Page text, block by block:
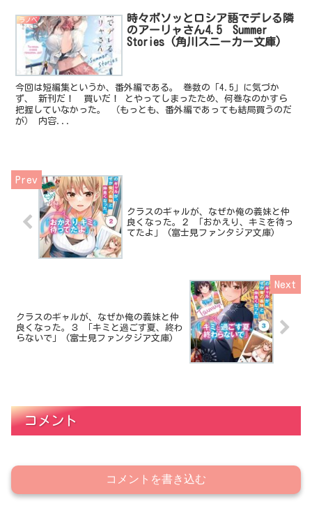
ラノベ
時々ボソッとロシア語でデレる隣
のアーリャさん4.5 Summer
Stories (角川スニーカー文庫)
今回は短編集というか、番外編である。 巻数の「4.5」に気づか
ず、 新刊だ！ 買いだ！ とやってしまったため、何巻なのかすら
把握していなかった。 （もっとも、番外編であっても結局買うのだ
が） 内容...
クラスのギャルが、なぜか俺の義妹と仲
良くなった。２ 「おかえり、キミを待っ
てたよ」 (富士見ファンタジア文庫)
クラスのギャルが、なぜか俺の義妹と仲
良くなった。３ 「キミと過ごす夏、終わ
らないで」 (富士見ファンタジア文庫)
コメント
コメントを書き込む